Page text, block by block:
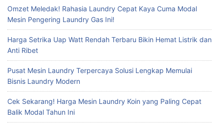
Omzet Meledak! Rahasia Laundry Cepat Kaya Cuma Modal
Mesin Pengering Laundry Gas Ini!
Harga Setrika Uap Watt Rendah Terbaru Bikin Hemat Listrik dan
Anti Ribet
Pusat Mesin Laundry Terpercaya Solusi Lengkap Memulai
Bisnis Laundry Modern
Cek Sekarang! Harga Mesin Laundry Koin yang Paling Cepat
Balik Modal Tahun Ini